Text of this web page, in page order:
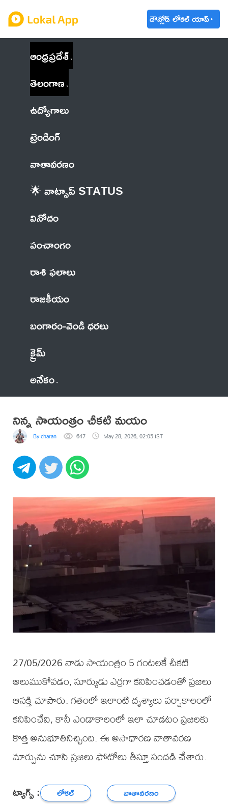
డౌన్లోడ్ లోకల్ యాప్
ఆంధ్రప్రదేశ్
తెలంగాణ
ఉద్యోగాలు
ట్రెండింగ్
వాతావరణం
🌟 వాట్సాప్ STATUS
వినోదం
పంచాంగం
రాశి ఫలాలు
రాజకీయం
బంగారం-వెండి ధరలు
క్రైమ్
అనేకం
నిన్న సాయంత్రం చీకటి మయం
By charan 647 May 28, 2026, 02:05 IST
27/05/2026 నాడు సాయంత్రం 5 గంటలకే చీకటి
అలుముకోవడం, సూర్యుడు ఎర్రగా కనిపించడంతో ప్రజలు
ఆసక్తి చూపారు. గతంలో ఇలాంటి దృశ్యాలు వర్షాకాలంలో
కనిపించేవి, కానీ ఎండాకాలంలో ఇలా చూడటం ప్రజలకు
కొత్త అనుభూతినిచ్చింది. ఈ అసాధారణ వాతావరణ
మార్పును చూసి ప్రజలు ఫోటోలు తీస్తూ సందడి చేశారు.
ట్యాగ్స్ : లోకల్
వాతావరణం